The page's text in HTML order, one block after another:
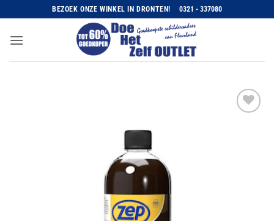
naar
inhoud
BEZOEK ONZE WINKEL IN DRONTEN! 0321 - 337080